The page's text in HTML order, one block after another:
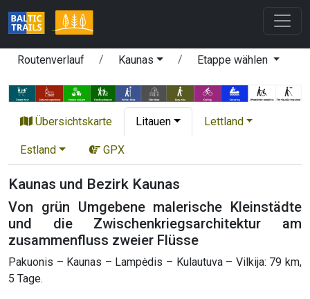
Routenverlauf Kaunas Etappe wählen
Übersichtskarte Litauen Lettland
Estland GPX
Kaunas und Bezirk Kaunas
Von grün Umgebene malerische Kleinstädte
und die Zwischenkriegsarchitektur am
zusammenfluss zweier Flüsse
Pakuonis – Kaunas – Lampėdis – Kulautuva – Vilkija: 79 km,
5 Tage.